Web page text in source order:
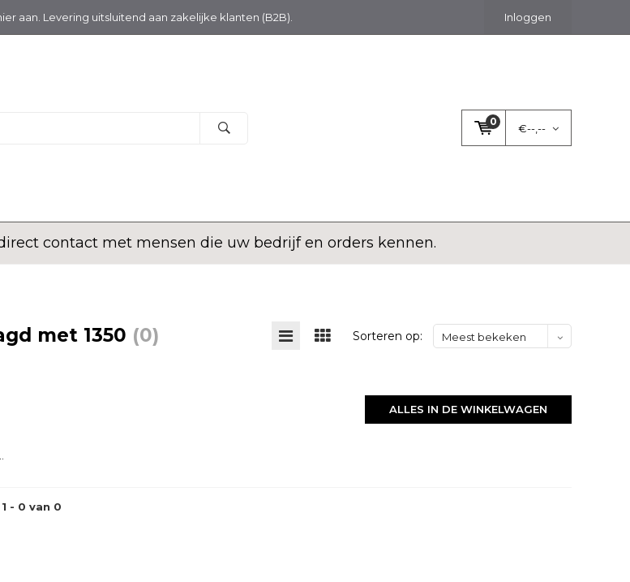
aan. Levering uitsluitend aan zakelijke klanten (B2B). Inloggen
0
€--,--
contact met mensen die uw bedrijf en orders kennen.
met 1350 (0) Sorteren op: Meest bekeken
ALLES IN DE WINKELWAGEN
- 0 van 0